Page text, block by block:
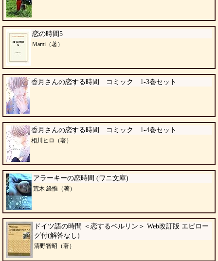
恋の時間5
Mami（著）
香月さんの恋する時間 コミック 1-3巻セット
香月さんの恋する時間 コミック 1-4巻セット
相川ヒロ（著）
アラーキーの恋時間 (ワニ文庫)
荒木 経惟（著）
ドイツ語の時間 ＜恋するベルリン＞ Web改訂版 エピロー
グ付(解答なし)
清野智昭（著）